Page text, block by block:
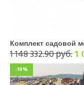
Комплект садовой
1 148 332.90 руб.1
-10%